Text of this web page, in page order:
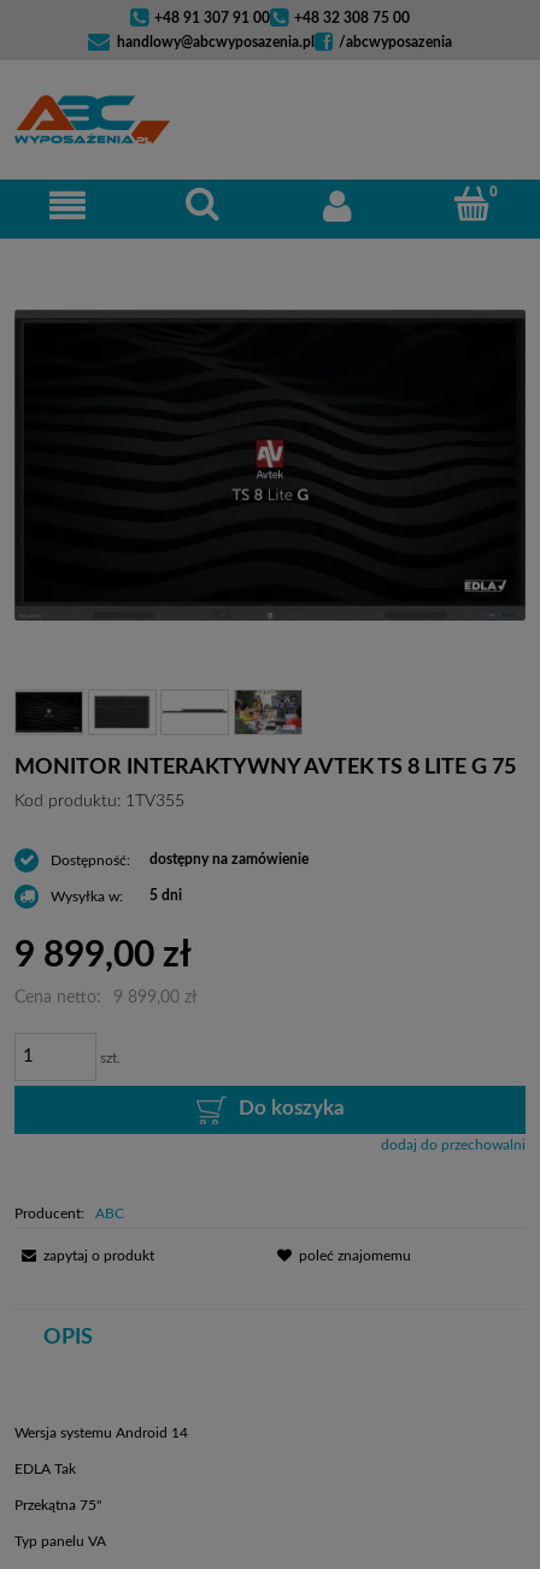
+48 91 307 91 00
+48 32 308 75 00
handlowy@abcwyposazenia.pl
/abcwyposazenia
MONITOR INTERAKTYWNY AVTEK TS 8 LITE G 75
Kod produktu: 1TV355
Dostępność: dostępny na zamówienie
Wysyłka w: 5 dni
9 899,00 zł
Cena netto: 9 899,00 zł
szt.
Do koszyka
dodaj do przechowalni
Producent: ABC
zapytaj o produkt poleć znajomemu
OPIS
Wersja systemu Android 14
EDLA Tak
Przekątna 75"
Typ panelu VA